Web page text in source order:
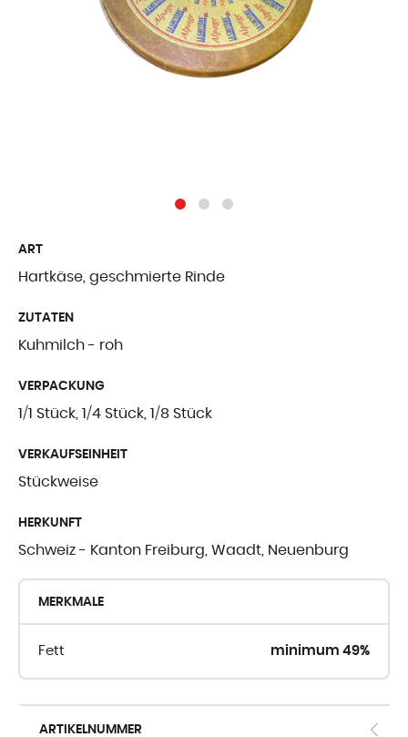
Freiburger
Käse aus dem
die Händler
ART
Hartkäse, geschmierte Rinde
ZUTATEN
Kuhmilch - roh
VERPACKUNG
1/1 Stück, 1/4 Stück, 1/8 Stück
VERKAUFSEINHEIT
Stückweise
HERKUNFT
Schweiz - Kanton Freiburg, Waadt, Neuenburg
MERKMALE
Fett minimum 49%
ARTIKELNUMMER